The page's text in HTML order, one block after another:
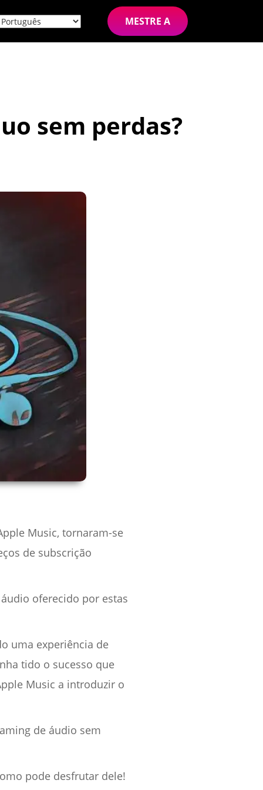
MESTRE A
sem perdas?
Music, tornaram-se
de subscrição
oferecido por estas
uma experiência de
tido o sucesso que
Music a introduzir o
de áudio sem
pode desfrutar dele!